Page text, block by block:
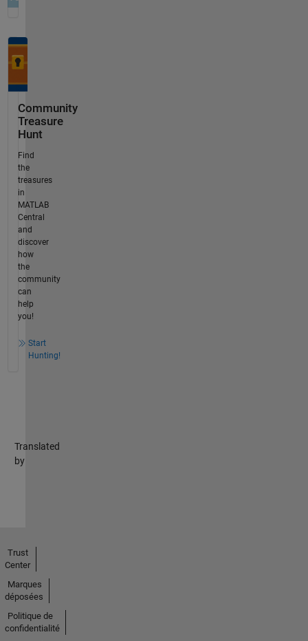
Community
Treasure
Hunt
Find
the
treasures
in
MATLAB
Central
and
discover
how
the
community
can
help
you!
Start
Hunting!
Translated
by
Trust
Center
Marques
déposées
Politique de
confidentialité